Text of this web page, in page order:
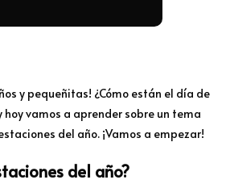
y pequeñitas! ¿Cómo están el día de
hoy vamos a aprender sobre un tema
del año. ¡Vamos a empezar!
del año?